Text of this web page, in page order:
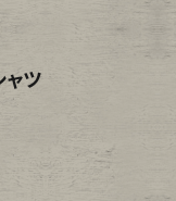
ら探す
ツ